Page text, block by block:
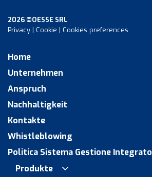
2026 ©OESSE SRL
Privacy | Cookie | Cookies preferences
Home
Unternehmen
Anspruch
Nachhaltigkeit
Kontakte
Whistleblowing
Politica Sistema Gestione Integrato
Produkte